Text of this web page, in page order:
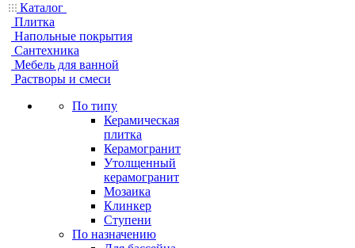
Каталог
Плитка
Напольные покрытия
Сантехника
Мебель для ванной
Растворы и смеси
По типу
Керамическая
плитка
Керамогранит
Утолщенный
керамогранит
Мозаика
Клинкер
Ступени
По назначению